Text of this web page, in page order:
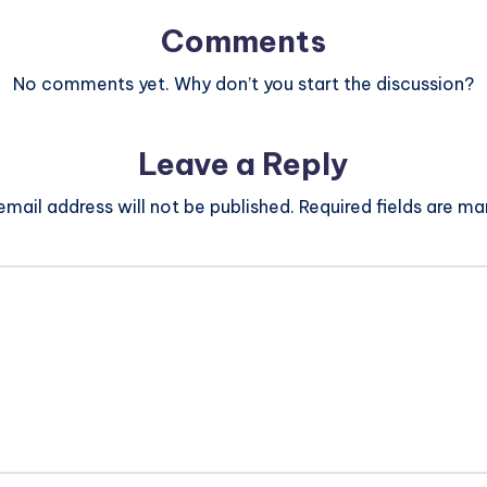
Comments
No comments yet. Why don’t you start the discussion?
Leave a Reply
address will not be published. Required fields are